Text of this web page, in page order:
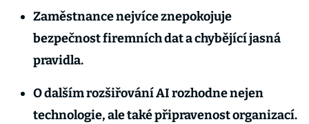
Zaměstnance nejvíce znepokojuje
bezpečnost firemních dat a chybějící jasná
pravidla.
O dalším rozšiřování AI rozhodne nejen
technologie, ale také připravenost organizací.